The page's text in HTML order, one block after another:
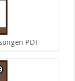
PDF